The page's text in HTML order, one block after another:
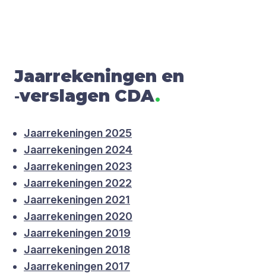
Jaar­re­ke­nin­gen en
‑ver­sla­gen CDA.
Jaarrekeningen 2025
Jaarrekeningen 2024
Jaarrekeningen 2023
Jaarrekeningen 2022
Jaarrekeningen 2021
Jaarrekeningen 2020
Jaarrekeningen 2019
Jaarrekeningen 2018
Jaarrekeningen 2017